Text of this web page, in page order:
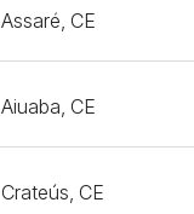
Assaré, CE
Aiuaba, CE
Crateús, CE